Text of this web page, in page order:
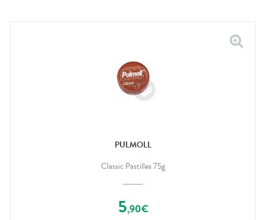
PULMOLL
Classic Pastilles 75g
5,90€